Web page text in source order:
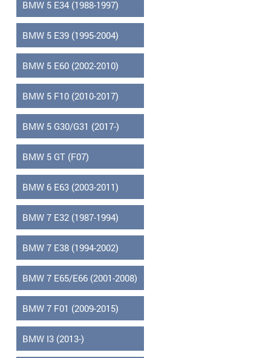
BMW 5 E34 (1988-1997)
BMW 5 E39 (1995-2004)
BMW 5 E60 (2002-2010)
BMW 5 F10 (2010-2017)
BMW 5 G30/G31 (2017-)
BMW 5 GT (F07)
BMW 6 E63 (2003-2011)
BMW 7 E32 (1987-1994)
BMW 7 E38 (1994-2002)
BMW 7 E65/E66 (2001-2008)
BMW 7 F01 (2009-2015)
BMW I3 (2013-)